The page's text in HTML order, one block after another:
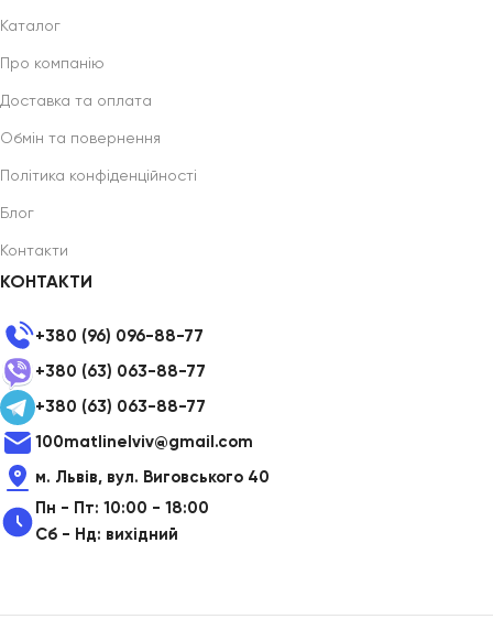
Каталог
Про компанію
Доставка та оплата
Обмін та повернення
Політика конфіденційності
Блог
Контакти
КОНТАКТИ
+380 (96) 096-88-77
+380 (63) 063-88-77
+380 (63) 063-88-77
100matlinelviv@gmail.com
м. Львів, вул. Виговського 40
Пн - Пт: 10:00 - 18:00
Сб - Нд: вихідний